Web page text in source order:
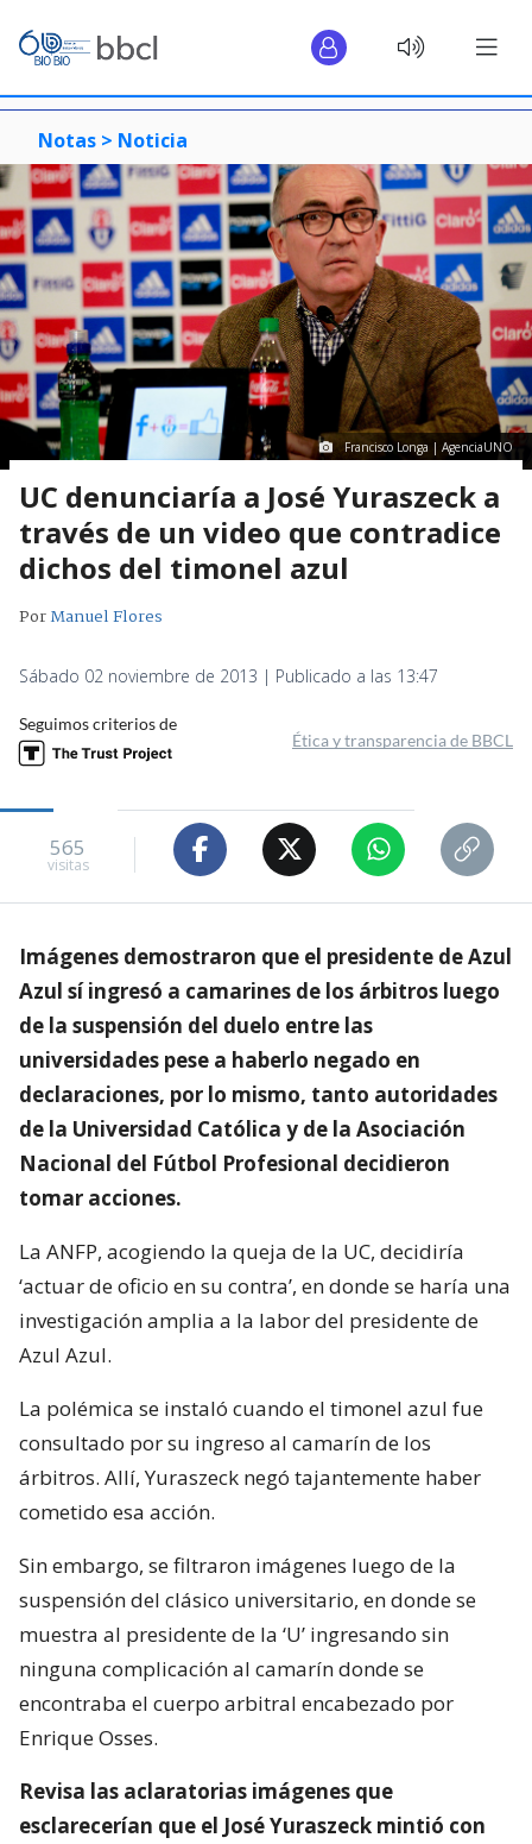
Notas > Noticia
Francisco Longa | AgenciaUNO
UC denunciaría a José Yuraszeck a
través de un video que contradice
dichos del timonel azul
PorManuel Flores
Sábado 02 noviembre de 2013 | Publicado a las 13:47
Seguimos criterios de
Ética y transparencia de BBCL
565
visitas
Imágenes demostraron que el presidente de Azul
Azul sí ingresó a camarines de los árbitros luego
de la suspensión del duelo entre las
universidades pese a haberlo negado en
declaraciones, por lo mismo, tanto autoridades
de la Universidad Católica y de la Asociación
Nacional del Fútbol Profesional decidieron
tomar acciones.
La ANFP, acogiendo la queja de la UC, decidiría
‘actuar de oficio en su contra’, en donde se haría una
investigación amplia a la labor del presidente de
Azul Azul.
La polémica se instaló cuando el timonel azul fue
consultado por su ingreso al camarín de los
árbitros. Allí, Yuraszeck negó tajantemente haber
cometido esa acción.
Sin embargo, se filtraron imágenes luego de la
suspensión del clásico universitario, en donde se
muestra al presidente de la ‘U’ ingresando sin
ninguna complicación al camarín donde se
encontraba el cuerpo arbitral encabezado por
Enrique Osses.
Revisa las aclaratorias imágenes que
esclarecerían que el José Yuraszeck mintió con